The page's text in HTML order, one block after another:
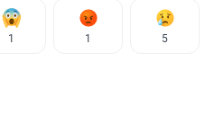
1 1 5